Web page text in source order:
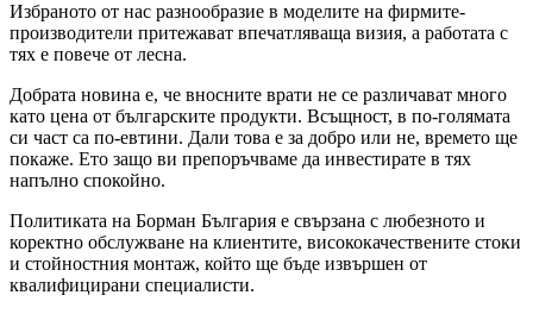
Избраното от нас разнообразие в моделите на фирмите-
производители притежават впечатляваща визия, а работата с
тях е повече от лесна.
Добрата новина е, че вносните врати не се различават много
като цена от българските продукти. Всъщност, в по-голямата
си част са по-евтини. Дали това е за добро или не, времето ще
покаже. Ето защо ви препоръчваме да инвестирате в тях
напълно спокойно.
Политиката на Борман България е свързана с любезното и
коректно обслужване на клиентите, висококачествените стоки
и стойностния монтаж, който ще бъде извършен от
квалифицирани специалисти.